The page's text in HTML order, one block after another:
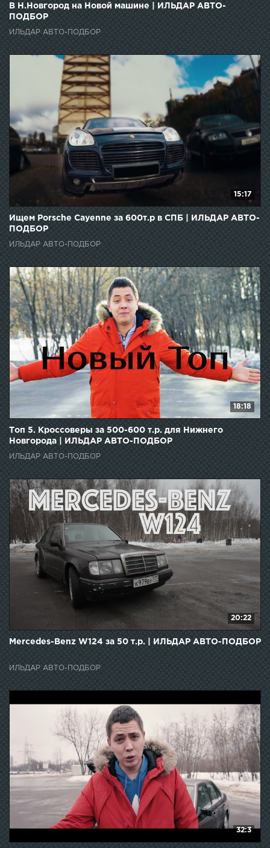
В Н.Новгород на Новой машине | ИЛЬДАР АВТО-
ПОДБОР
ИЛЬДАР АВТО-ПОДБОР
15:17
Ищем Porsche Cayenne за 600т.р в СПБ | ИЛЬДАР АВТО-
ПОДБОР
ИЛЬДАР АВТО-ПОДБОР
18:18
Топ 5. Кроссоверы за 500-600 т.р. для Нижнего
Новгорода | ИЛЬДАР АВТО-ПОДБОР
ИЛЬДАР АВТО-ПОДБОР
20:22
Mercedes-Benz W124 за 50 т.р. | ИЛЬДАР АВТО-ПОДБОР
ИЛЬДАР АВТО-ПОДБОР
32:3